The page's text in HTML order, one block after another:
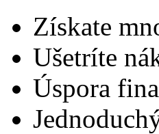
Získate
Ušetríte
Úspora